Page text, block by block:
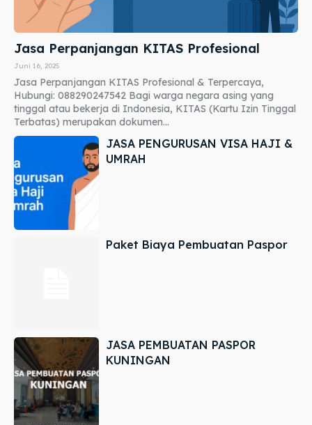
Jasa Perpanjangan KITAS Profesional
Juni 16, 2025
Jasa Perpanjangan KITAS Profesional & Terpercaya,
Hubungi: 088290247542 Bagi warga negara asing yang
tinggal atau bekerja di Indonesia, KITAS (Kartu Izin Tinggal
Terbatas) merupakan dokumen...
JASA PENGURUSAN VISA HAJI &
UMRAH
Paket Biaya Pembuatan Paspor
JASA PEMBUATAN PASPOR
KUNINGAN